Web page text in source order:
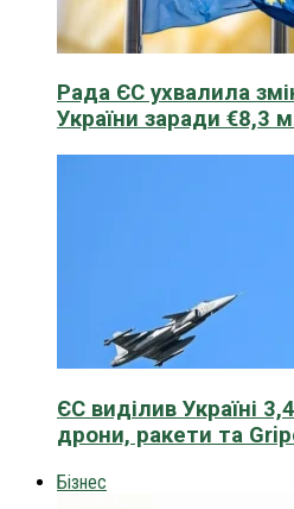
Рада ЄС ухвалила
України заради €8,3
ЄС виділив Україні
дрони, ракети та
Бізнес